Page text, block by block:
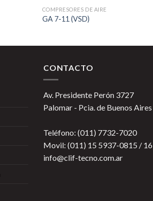
COMPRESORES DE AIRE
GA 7-11 (VSD)
CONTACTO
Av. Presidente Perón 3727
Palomar - Pcia. de Buenos Aires
Teléfono: (011) 7732-7020
Movil: (011) 15 5937-0815 / 16
info@clif-tecno.com.ar